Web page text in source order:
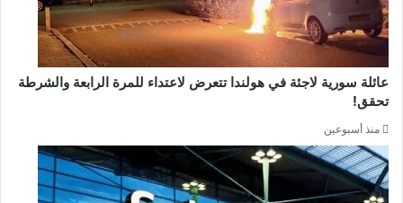
عائلة سورية لاجئة في هولندا تتعرض لاعتداء للمرة الرابعة والشرطة
تحقق!
منذ أسبوعين